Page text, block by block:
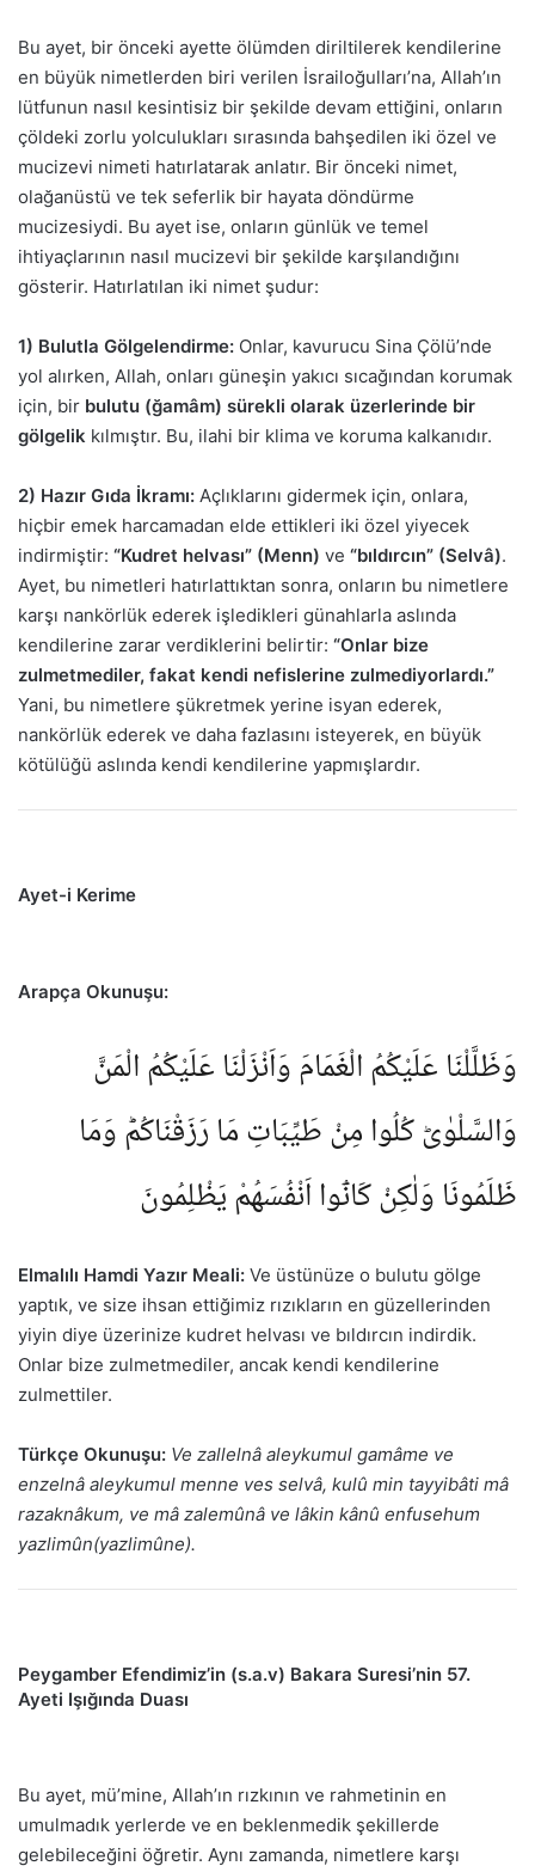
Bu ayet, bir önceki ayette ölümden diriltilerek kendilerine
en büyük nimetlerden biri verilen İsrailoğulları’na, Allah’ın
lütfunun nasıl kesintisiz bir şekilde devam ettiğini, onların
çöldeki zorlu yolculukları sırasında bahşedilen iki özel ve
mucizevi nimeti hatırlatarak anlatır. Bir önceki nimet,
olağanüstü ve tek seferlik bir hayata döndürme
mucizesiydi. Bu ayet ise, onların günlük ve temel
ihtiyaçlarının nasıl mucizevi bir şekilde karşılandığını
gösterir. Hatırlatılan iki nimet şudur:
1) Bulutla Gölgelendirme: Onlar, kavurucu Sina Çölü’nde
yol alırken, Allah, onları güneşin yakıcı sıcağından korumak
için, bir bulutu (ğamâm) sürekli olarak üzerlerinde bir
gölgelik kılmıştır. Bu, ilahi bir klima ve koruma kalkanıdır.
2) Hazır Gıda İkramı: Açlıklarını gidermek için, onlara,
hiçbir emek harcamadan elde ettikleri iki özel yiyecek
indirmiştir: “Kudret helvası” (Menn) ve “bıldırcın” (Selvâ).
Ayet, bu nimetleri hatırlattıktan sonra, onların bu nimetlere
karşı nankörlük ederek işledikleri günahlarla aslında
kendilerine zarar verdiklerini belirtir: “Onlar bize
zulmetmediler, fakat kendi nefislerine zulmediyorlardı.”
Yani, bu nimetlere şükretmek yerine isyan ederek,
nankörlük ederek ve daha fazlasını isteyerek, en büyük
kötülüğü aslında kendi kendilerine yapmışlardır.
Ayet-i Kerime
Arapça Okunuşu:
وَظَلَّلْنَا عَلَيْكُمُ الْغَمَامَ وَاَنْزَلْنَا عَلَيْكُمُ الْمَنَّ
وَالسَّلْوٰىؕ كُلُوا مِنْ طَيِّبَاتِ مَا رَزَقْنَاكُمْؕ وَمَا
ظَلَمُونَا وَلٰكِنْ كَانُٓوا اَنْفُسَهُمْ يَظْلِمُونَ
Elmalılı Hamdi Yazır Meali: Ve üstünüze o bulutu gölge
yaptık, ve size ihsan ettiğimiz rızıkların en güzellerinden
yiyin diye üzerinize kudret helvası ve bıldırcın indirdik.
Onlar bize zulmetmediler, ancak kendi kendilerine
zulmettiler.
Türkçe Okunuşu: Ve zallelnâ aleykumul gamâme ve
enzelnâ aleykumul menne ves selvâ, kulû min tayyibâti mâ
razaknâkum, ve mâ zalemûnâ ve lâkin kânû enfusehum
yazlimûn(yazlimûne).
Peygamber Efendimiz’in (s.a.v) Bakara Suresi’nin 57.
Ayeti Işığında Duası
Bu ayet, mü’mine, Allah’ın rızkının ve rahmetinin en
umulmadık yerlerde ve en beklenmedik şekillerde
gelebileceğini öğretir. Aynı zamanda, nimetlere karşı